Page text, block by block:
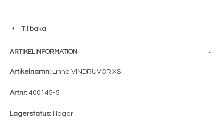
Tillbaka
ARTIKELINFORMATION
Artikelnamn: Linne VINDRUVOR XS
Artnr: 400145-5
Lagerstatus: I lager